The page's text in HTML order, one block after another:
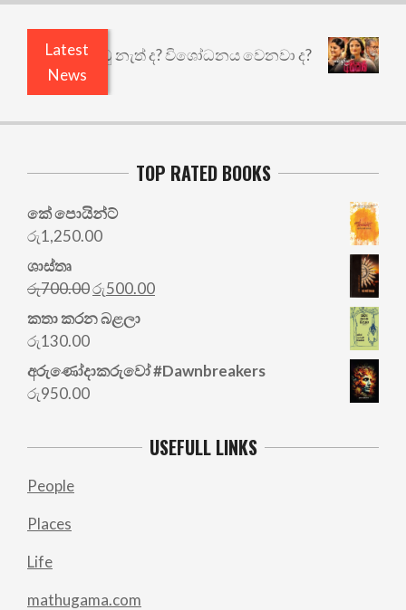
Latest
News
කුඩු නැත් ද? විශෝධනය වෙනවා ද?
TOP RATED BOOKS
කේ පොයින්ට්
රු1,250.00
ශාස්තෘ
රු700.00Original
price
was:
රු500.00Current
කතා කරන බළලා
රු130.00
අරු‍ණෝදාකරුවෝ #Dawnbreakers
රු950.00
USEFULL LINKS
People
Places
Life
mathugama.com